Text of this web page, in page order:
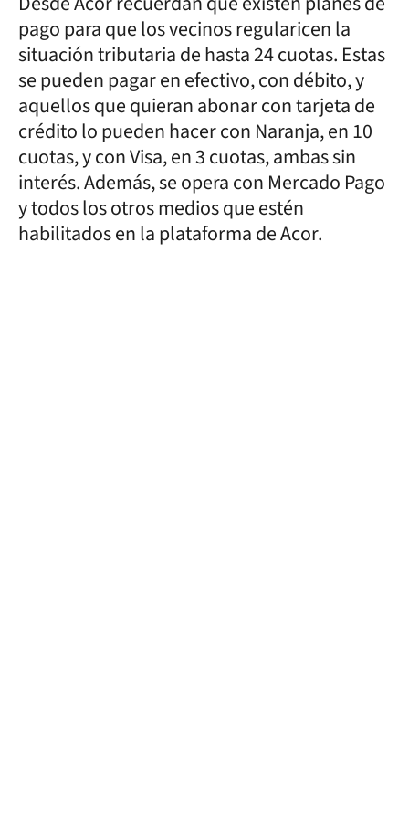
pago para que los vecinos regularicen la
situación tributaria de hasta 24 cuotas. Estas
se pueden pagar en efectivo, con débito, y
aquellos que quieran abonar con tarjeta de
crédito lo pueden hacer con Naranja, en 10
cuotas, y con Visa, en 3 cuotas, ambas sin
interés. Además, se opera con Mercado Pago
y todos los otros medios que estén
habilitados en la plataforma de Acor.